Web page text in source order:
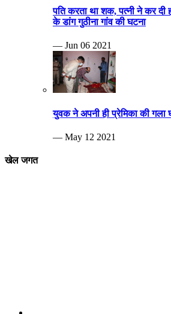
पति करता था शक, पत्नी ने कर दी
के डांग गुठीना गांव की घटना
— Jun 06 2021
युवक ने अपनी ही प्रेमिका की गला
— May 12 2021
खेल जगत